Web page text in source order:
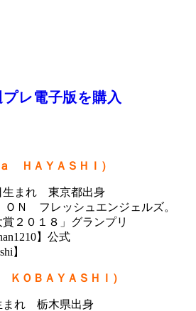
プレ電子版を購入
ＨＡＹＡＳＨＩ）
生まれ 東京都出身
Ｎ フレッシュエンジェルズ。
２０１８」グランプリ
】公式
】
ＯＢＡＹＡＳＨＩ）
まれ 栃木県出身